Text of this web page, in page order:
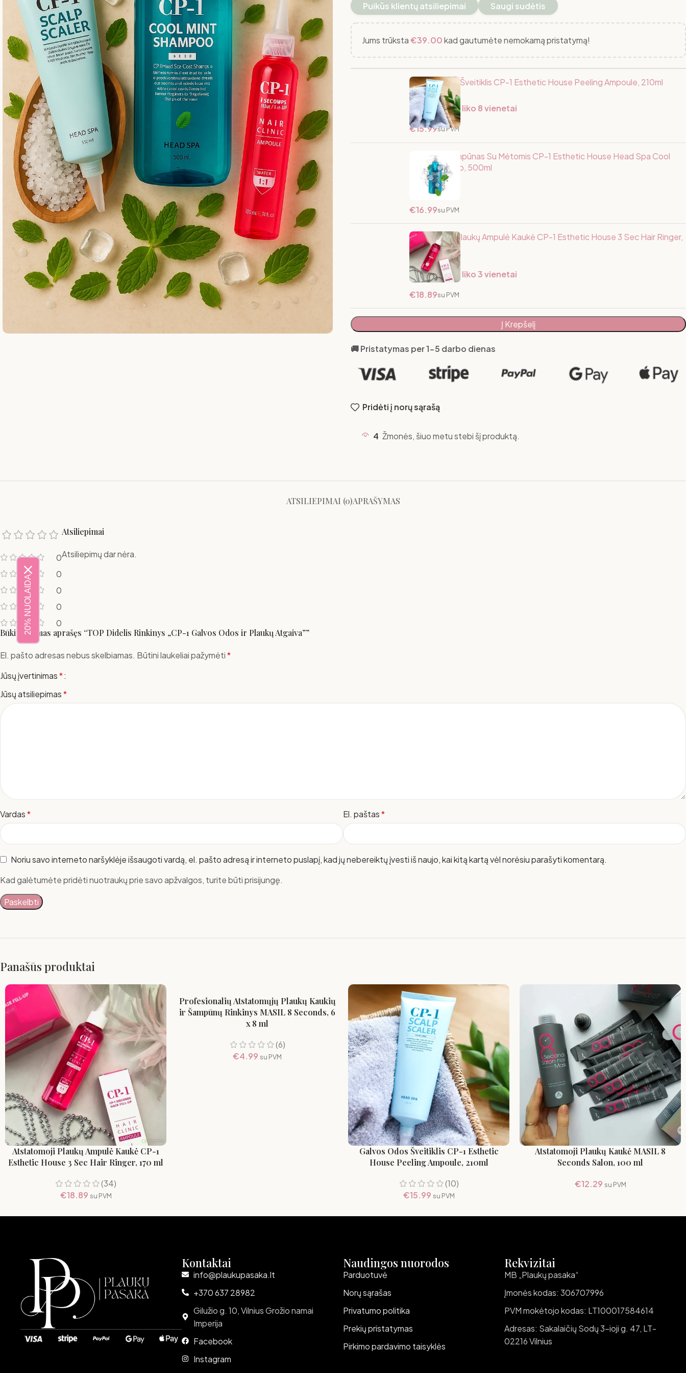
Puikūs klientų atsiliepimai
Saugi sudėtis
Jums trūksta€39.00kad gautumėte nemokamą pristatymą!
Galvos Odos Šveitiklis CP-1 Esthetic House Peeling Ampoule, 210ml
€15.99su PVM
Sandėlyje liko 8 vienetai
Šaldantis Šampūnas Su Mėtomis CP-1 Esthetic House Head Spa Cool
Mint Shampoo, 500ml
Daugiau
€16.99su PVM
Neturime
Atstatomoji Plaukų Ampulė Kaukė CP-1 Esthetic House 3 Sec Hair Ringer,
170 ml
€18.89su PVM
Sandėlyje liko 3 vienetai
Į Krepšelį
🚚 Pristatymas per 1-5 darbo dienas
Pridėti į norų sąrašą
4 Žmonės, šiuo metu stebi šį produktą.
ATSILIEPIMAI (0)APRAŠYMAS
0
0
0
0
0
Atsiliepimai
Atsiliepimų dar nėra.
Būkite pirmas aprašęs “TOP Didelis Rinkinys „CP-1 Galvos Odos ir Plaukų Atgaiva””
El. pašto adresas nebus skelbiamas. Būtini laukeliai pažymėti*
Jūsų įvertinimas*
Jūsų atsiliepimas*
Vardas* El. paštas*
Noriu savo interneto naršyklėje išsaugoti vardą, el. pašto adresą ir interneto puslapį, kad jų nebereiktų įvesti iš naujo, kai kitą kartą vėl norėsiu parašyti komentarą.
Kad galėtumėte pridėti nuotraukų prie savo apžvalgos, turite būti prisijungę.
Panašūs produktai
Atstatomoji Plaukų Ampulė Kaukė CP-1
Esthetic House 3 Sec Hair Ringer, 170 ml
(34)
€18.89 su PVM
Profesionalių Atstatomųjų Plaukų Kaukių
ir Šampūnų Rinkinys MASIL 8 Seconds, 6
x 8 ml
(6)
€4.99 su PVM
Galvos Odos Šveitiklis CP-1 Esthetic
House Peeling Ampoule, 210ml
(10)
€15.99 su PVM
Atstatomoji Plaukų Kaukė MASIL 8
Seconds Salon, 100 ml
€12.29 su PVM
Kontaktai
info@plaukupasaka.lt
+370 637 28982
Gilužio g. 10, Vilnius Grožio namai
Imperija
Facebook
Instagram
Naudingos nuorodos
Parduotuvė
Norų sąrašas
Privatumo politika
Prekių pristatymas
Pirkimo pardavimo taisyklės
Rekvizitai
MB „Plaukų pasaka“
Įmonės kodas: 306707996
PVM mokėtojo kodas: LT100017584614
Adresas: Sakalaičių Sodų 3-ioji g. 47, LT-
02216 Vilnius
20% NUOLAIDA